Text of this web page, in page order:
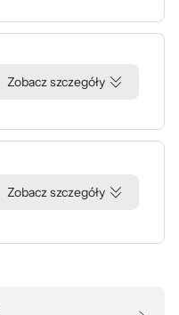
Zobacz szczegóły
Zobacz szczegóły